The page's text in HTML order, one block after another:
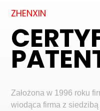
ZHENXIN
Założona w 1996 roku
wiodąca firma z